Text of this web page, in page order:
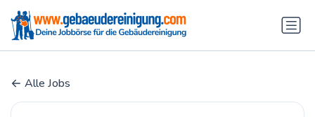
Alle Jobs